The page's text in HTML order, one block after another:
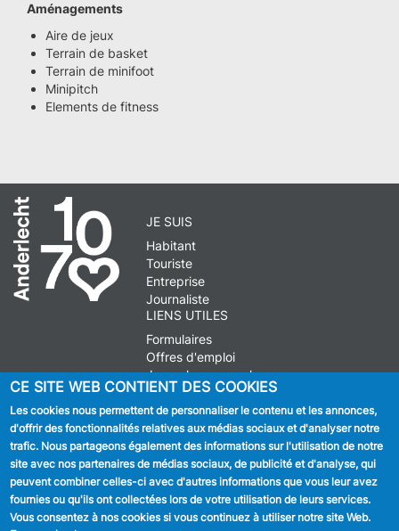
Aménagements
Aire de jeux
Terrain de basket
Terrain de minifoot
Minipitch
Elements de fitness
JE SUIS
Habitant
Touriste
Entreprise
Journaliste
LIENS UTILES
Formulaires
Offres d'emploi
Journal communal
Stationnement
SUIVEZ NOUS
Facebook
Linkedin
CE SITE WEB CONTIENT DES COOKIES
Les cookies nous permettent de personnaliser le contenu et les annonces,
d'offrir des fonctionnalités relatives aux médias sociaux et d'analyser notre
trafic. Nous partageons également des informations sur l'utilisation de notre
site avec nos partenaires de médias sociaux, de publicité et d'analyse, qui
peuvent combiner celles-ci avec d'autres informations que vous leur avez
fournies ou qu'ils ont collectées lors de votre utilisation de leurs services.
Vous consentez à nos cookies si vous continuez à utiliser notre site Web.